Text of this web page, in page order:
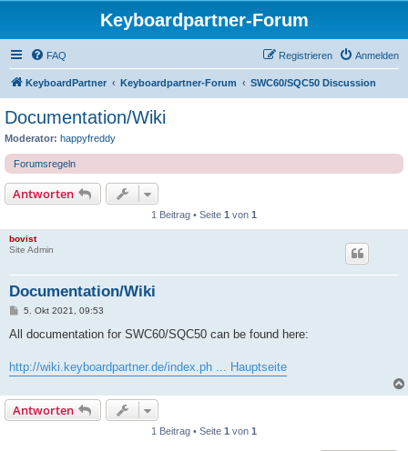
Keyboardpartner-Forum
FAQ Anmelden
Registrieren
KeyboardPartner Keyboardpartner-Forum SWC60/SQC50 Discussion
Documentation/Wiki
Moderator: happyfreddy
Forumsregeln
Antworten
1 Beitrag • Seite 1 von 1
bovist
Site Admin
Documentation/Wiki
B
i
a
g
5. Okt 2021, 09:53
All documentation for SWC60/SQC50 can be found here:
http://wiki.keyboardpartner.de/index.ph ... Hauptseite
Antworten
1 Beitrag • Seite 1 von 1